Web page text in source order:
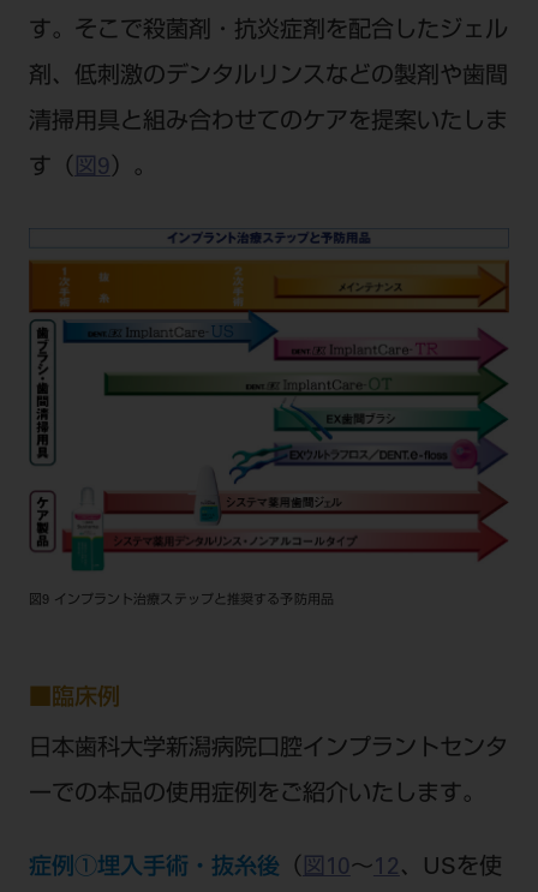
す。そこで殺菌剤・抗炎症剤を配合したジェル
剤、低刺激のデンタルリンスなどの製剤や歯間
清掃用具と組み合わせてのケアを提案いたしま
す（ 図9 ）。
図9 インプラント治療ステップと推奨する予防用品
■臨床例
日本歯科大学新潟病院口腔インプラントセンタ
ーでの本品の使用症例をご紹介いたします。
症例①埋入手術・抜糸後（ 図10～12 、USを使